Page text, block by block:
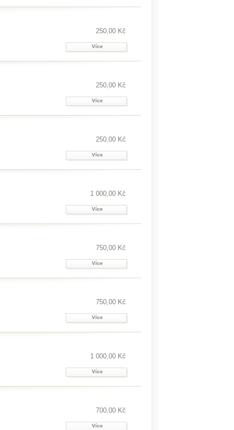
250,00 Kč
Více
250,00 Kč
Více
250,00 Kč
Více
1 000,00 Kč
Více
750,00 Kč
Více
750,00 Kč
Více
1 000,00 Kč
Více
700,00 Kč
Více